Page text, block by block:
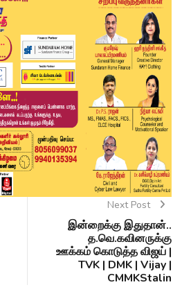
Next Post
இன்றைக்கு இதுதான்..
த.வெ.கவினருக்கு
ஊக்கம் கொடுத்த விஜய் |
TVK | DMK | Vijay |
CMMKStalin